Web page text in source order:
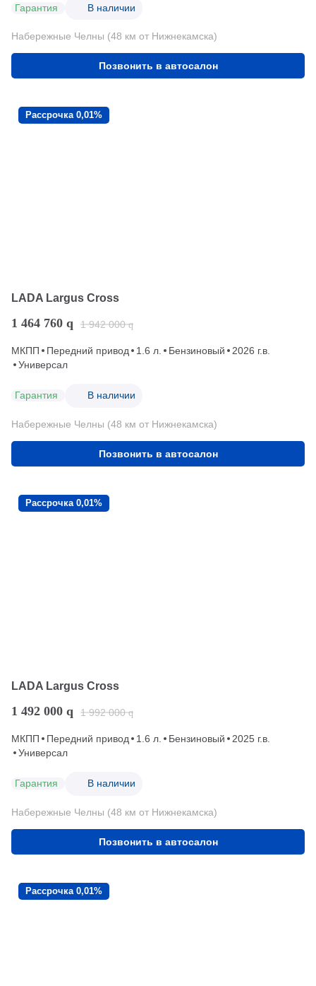
Гарантия В наличии
Набережные Челны (48 км от Нижнекамска)
Позвонить в автосалон
Рассрочка 0,01%
LADA Largus Cross
1 464 760 q 1 942 000 q
МКПП Передний привод 1.6 л. Бензиновый
2026 г.в.
Универсал
Гарантия В наличии
Набережные Челны (48 км от Нижнекамска)
Позвонить в автосалон
Рассрочка 0,01%
LADA Largus Cross
1 492 000 q 1 992 000 q
МКПП Передний привод 1.6 л. Бензиновый
2025 г.в.
Универсал
Гарантия В наличии
Набережные Челны (48 км от Нижнекамска)
Позвонить в автосалон
Рассрочка 0,01%